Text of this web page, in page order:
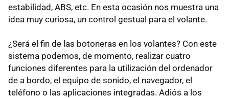
estabilidad, ABS, etc. En esta ocasión nos muestra una
idea muy curiosa, un control gestual para el volante.
¿Será el fin de las botoneras en los volantes? Con este
sistema podemos, de momento, realizar cuatro
funciones diferentes para la utilización del ordenador
de a bordo, el equipo de sonido, el navegador, el
teléfono o las aplicaciones integradas. Adiós a los